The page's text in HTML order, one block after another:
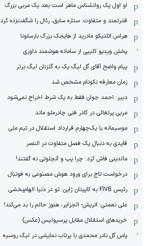
او اول یک روانشناس ماهر است بعد یک مربی بزرگ
قدرتمند و متفاوت: ستاره سابق، رئال را شگفت‌زده کرد
هراس اتلتیکو مادرید از هایجک بزرگ بارسلونا
پخش ویدیو کلیپی از سامانه هوشمند داوری
پیام واضح آقای گل لیگ یک به گلزنان لیگ برتر
زمان معارفه نکونام مشخص شد
دبیر: احمد جوان فقط به یک شرط اخراج نمی‌شود
مربی پرتغالی در کادر فنی چادرملو ماند
موسیمانه با یک‌چهارم قرارداد استقلال در تیم ملی
قایدی به دنبال یک فصل متفاوت در النصر
مالدینی فاش کرد: چرا پپ و آنچلوتی نه گفتند!
درخواست تاج برای ورود هوش مصنوعی به فوتبال
رئیس FIVB به کاپیتان ژاپن: تو در دنیا الهام‌بخشی
علی نعمتی: اتریش- الجزایر، هنوز حالم را بد می‌کند!
خریدهای استقلال مقابل پرسپولیس (عکس)
پاس گل نادر محمدی با پرتاب نمایشی در لیگ روسیه